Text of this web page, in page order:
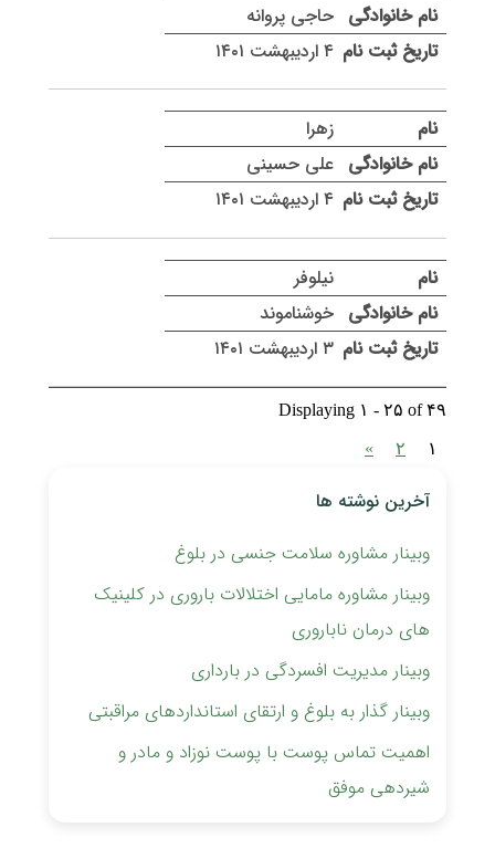
حاجی پروانه
۴ اردیبهشت ۱۴۰۱
زهرا
علی حسینی
۴ اردیبهشت ۱۴۰۱
نیلوفر
خوشناموند
۳ اردیبهشت ۱۴۰۱
Displaying ۱ - ۲۵ of ۴۹
۱ ۲ »
آخرین نوشته ها
وبینار مشاوره سلامت جنسی در بلوغ
وبینار مشاوره مامایی اختلالات باروری ‏در کلینیک
های درمان ناباروری
وبینار مدیریت افسردگی در بارداری
وبینار گذار به بلوغ و ارتقای استانداردهای مراقبتی
اهمیت تماس پوست با پوست نوزاد و مادر و
شیردهی موفق